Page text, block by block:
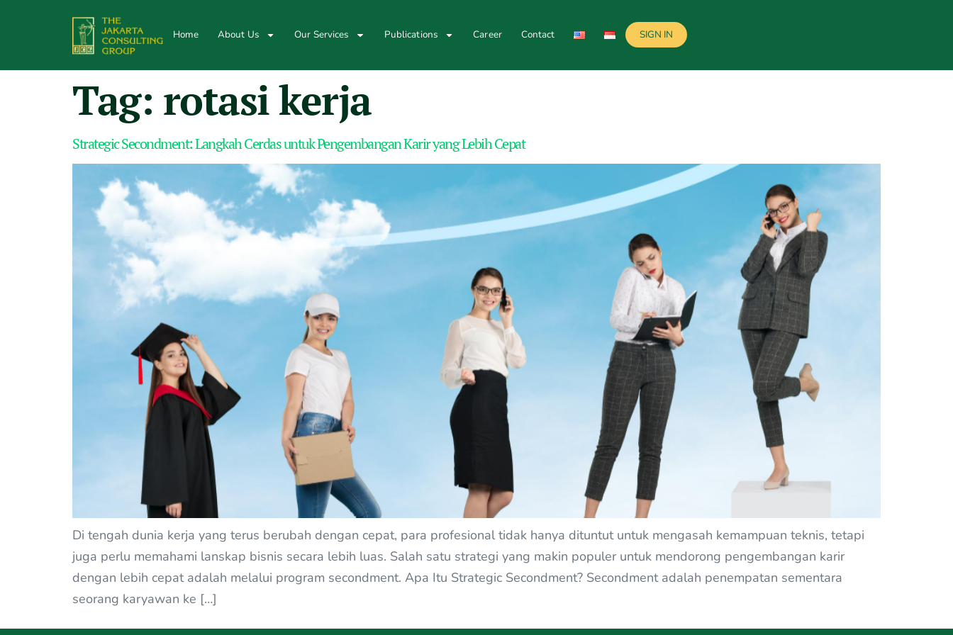
Home About Us Our Services Publications Career Contact SIGN IN
Tag: rotasi kerja
Strategic Secondment: Langkah Cerdas untuk Pengembangan Karir yang Lebih Cepat
Di tengah dunia kerja yang terus berubah dengan cepat, para profesional tidak hanya dituntut untuk mengasah kemampuan teknis, tetapi
juga perlu memahami lanskap bisnis secara lebih luas. Salah satu strategi yang makin populer untuk mendorong pengembangan karir
dengan lebih cepat adalah melalui program secondment. Apa Itu Strategic Secondment? Secondment adalah penempatan sementara
seorang karyawan ke […]